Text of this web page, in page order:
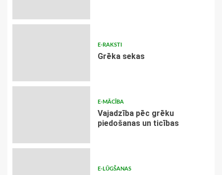
E-RAKSTI
Grēka sekas
E-MĀCĪBA
Vajadzība pēc grēku
piedošanas un ticības
E-LŪGŠANAS